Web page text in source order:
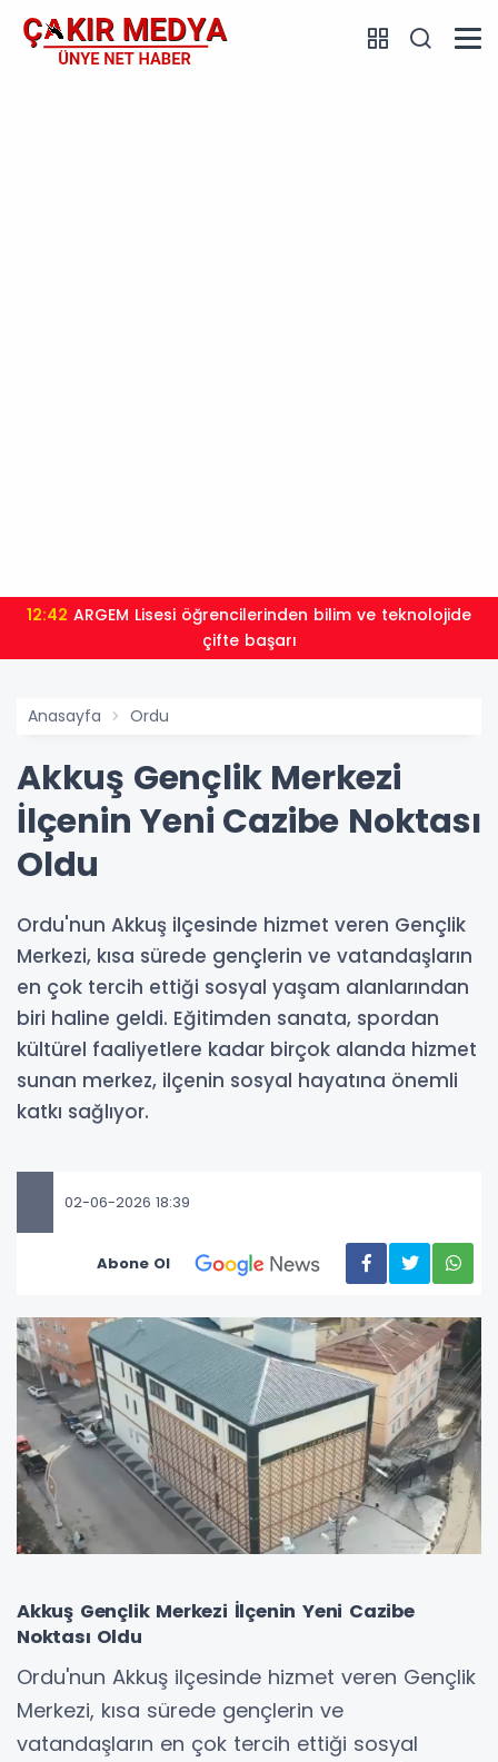
12:42
çifte başarı
Anasayfa Ordu
Akkuş Gençlik Merkezi
İlçenin Yeni Cazibe Noktası
Oldu
Ordu'nun Akkuş ilçesinde hizmet veren Gençlik
Merkezi, kısa sürede gençlerin ve vatandaşların
en çok tercih ettiği sosyal yaşam alanlarından
biri haline geldi. Eğitimden sanata, spordan
kültürel faaliyetlere kadar birçok alanda hizmet
sunan merkez, ilçenin sosyal hayatına önemli
katkı sağlıyor.
02-06-2026 18:39
Abone Ol
Akkuş Gençlik Merkezi İlçenin Yeni Cazibe
Noktası Oldu
Ordu'nun Akkuş ilçesinde hizmet veren Gençlik
Merkezi, kısa sürede gençlerin ve
vatandaşların en çok tercih ettiği sosyal